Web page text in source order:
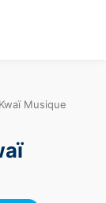
Musique